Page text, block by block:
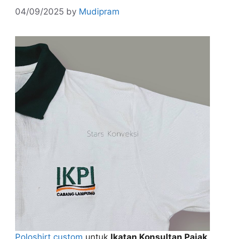
04/09/2025 by Mudipram
Poloshirt custom untuk Ikatan Konsultan Pajak